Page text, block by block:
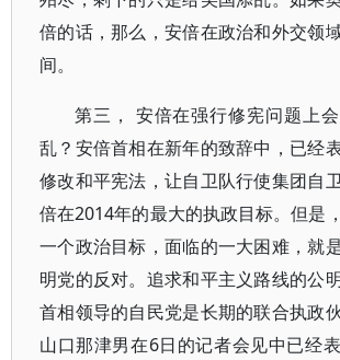
倍的话，那么，安倍在政治和外交领
间。
第三， 安倍在强行修宪问题上
乱？安倍首相在新年的致辞中，已经
修改和平宪法，让自卫队行使集团自
倍在2014年的最大的执政目标。但是
一个政治目标，面临的一大困难，就
明党的反对。追求和平主义路线的公
首相领导的自民党是长期的联合执政
山口那津男在6日的记者会见中已经